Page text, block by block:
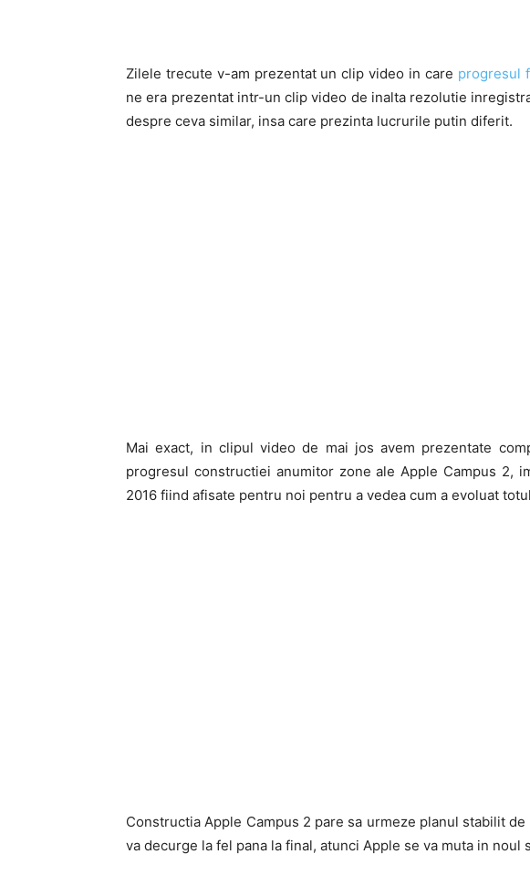
Zilele trecute v-am prezentat un clip video in care progresul
ne era prezentat intr-un clip video de inalta rezolutie
despre ceva similar, insa care prezinta lucrurile putin diferit.
Mai exact, in clipul video de mai jos avem prezentate
progresul constructiei anumitor zone ale Apple Campus 2,
2016 fiind afisate pentru noi pentru a vedea cum a evoluat
Constructia Apple Campus 2 pare sa urmeze planul stabilit
va decurge la fel pana la final, atunci Apple se va muta in